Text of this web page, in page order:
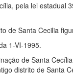
pela lei estadual
de Santa Cecilia
1-VI-1995.
de Santa
distrito de Santa